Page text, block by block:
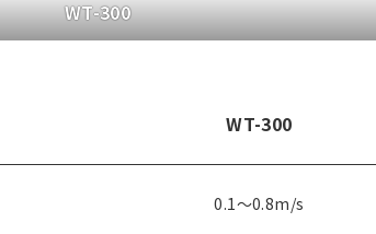
WT-300
WT-300
0.1～0.8m/s